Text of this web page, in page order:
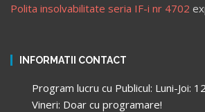
Polita insolvabilitate seria IF-i nr 4702
INFORMATII CONTACT
Program lucru cu Publicul: Luni-Joi:
Vineri: Doar cu programare!